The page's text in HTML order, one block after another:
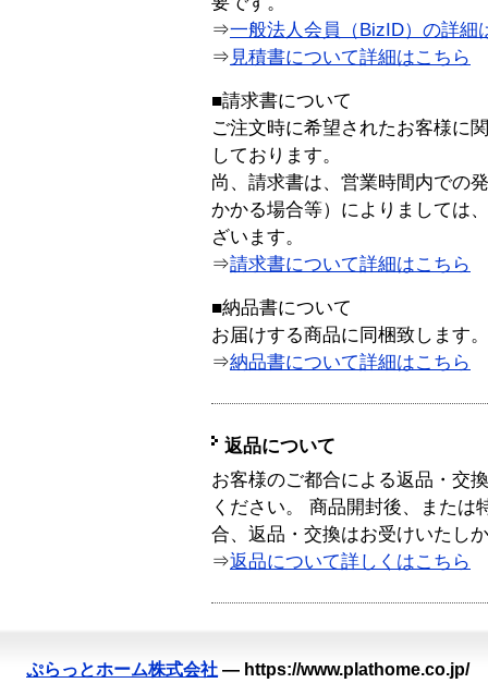
⇒一般法人会員（BizID）の詳細
⇒ 見積書について詳細はこちら
■請求書について
ご注文時に希望されたお客様に
しております。
尚、請求書は、営業時間内での
かかる場合等）によりましては
ざいます。
⇒請求書について詳細はこちら
■納品書について
お届けする商品に同梱致します。
⇒納品書について詳細はこちら
返品について
お客様のご都合による返品・交
ください。 商品開封後、または
合、返品・交換はお受けいたし
⇒返品について詳しくはこちら
ぷらっとホーム株式会社 — https://www.plathome.co.jp/